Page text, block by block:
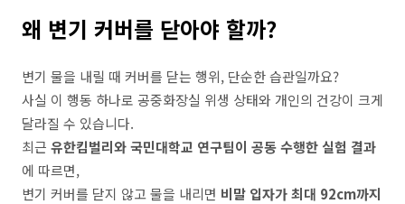
왜 변기 커버를 닫아야 할까?
변기 물을 내릴 때 커버를 닫는 행위, 단순한 습관일까요?
사실 이 행동 하나로 공중화장실 위생 상태와 개인의 건강이 크게
달라질 수 있습니다.
최근 유한킴벌리와국민대학교 연구팀이 공동수행한 실험 결과
에 따르면,
변기 커버를 닫지 않고물을 내리면 비말 입자가최대 92cm까지